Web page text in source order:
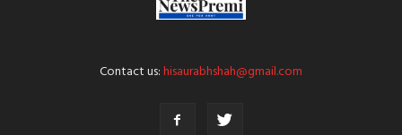
Contact us:hisaurabhshah@gmail.com